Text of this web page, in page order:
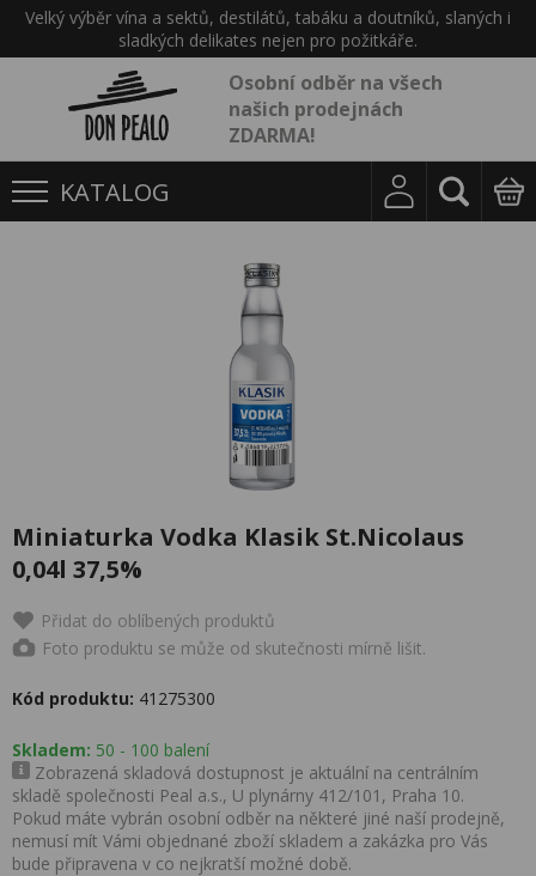
Velký výběr vína a sektů, destilátů, tabáku a doutníků, slaných i
sladkých delikates nejen pro požitkáře.
Osobní odběr na všech
našich prodejnách
ZDARMA!
KATALOG
Miniaturka Vodka Klasik St.Nicolaus
0,04l 37,5%
Přidat do oblíbených produktů
Foto produktu se může od skutečnosti mírně lišit.
Kód produktu: 41275300
Skladem: 50 - 100 balení
Zobrazená skladová dostupnost je aktuální na centrálním
skladě společnosti Peal a.s., U plynárny 412/101, Praha 10.
Pokud máte vybrán osobní odběr na některé jiné naší prodejně,
nemusí mít Vámi objednané zboží skladem a zakázka pro Vás
bude připravena v co nejkratší možné době.